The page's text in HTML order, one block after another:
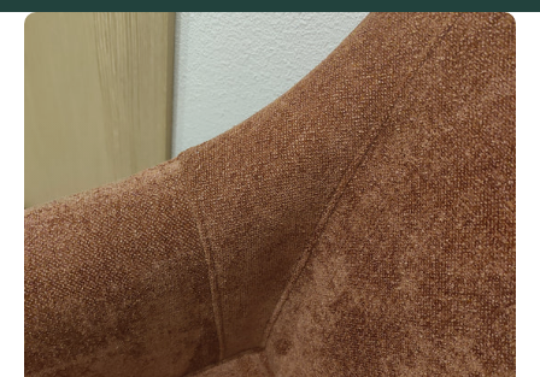
Tygprover
Beställ din provbit